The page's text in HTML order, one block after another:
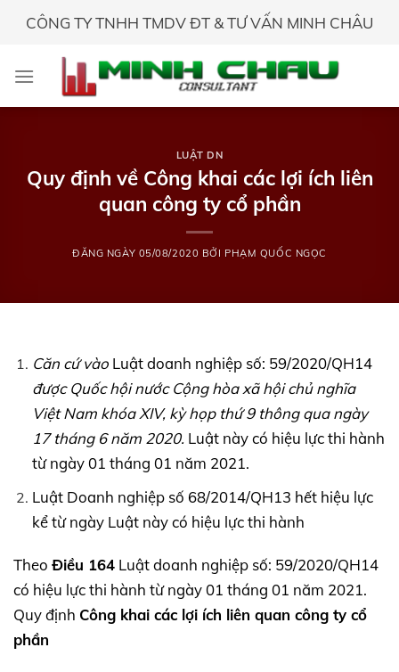
CÔNG TY TNHH TMDV ĐT & TƯ VẤN MINH CHÂU
LUẬT DN
Quy định về Công khai các lợi ích liên
quan công ty cổ phần
ĐĂNG NGÀY 05/08/2020 BỞI PHẠM QUỐC NGỌC
Căn cứ vào Luật doanh nghiệp số: 59/2020/QH14
được Quốc hội nước Cộng hòa xã hội chủ nghĩa
Việt Nam khóaXIV, kỳ họp thứ 9 thông qua ngày
17 tháng 6 năm 2020.Luật này có hiệu lực thi hành
từ ngày 01 tháng 01 năm 2021.
Luật Doanh nghiệp số 68/2014/QH13 hết hiệu lực
kể từ ngày Luật này có hiệu lực thi hành
Theo Điều 164 Luật doanh nghiệp số: 59/2020/QH14
có hiệu lực thi hành từ ngày 01 tháng 01 năm 2021.
Quy định Công khai các lợi ích liên quan công ty cổ
phần